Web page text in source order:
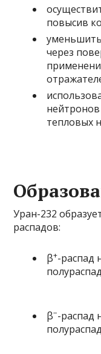
повысив
через
нейтронов
тепловых
Уран-232
распадов:
β+-распад
β−-распад